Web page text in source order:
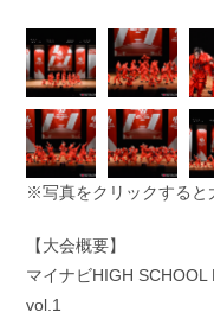
※写真をクリックすると
【大会概要】
マイナビHIGH
vol.1